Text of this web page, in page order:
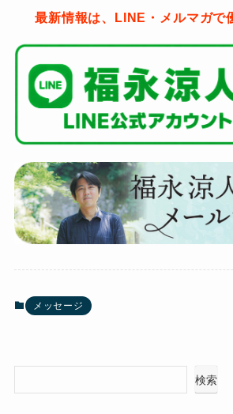
最新情報は、LINE・メルマガで
メッセージ
検索